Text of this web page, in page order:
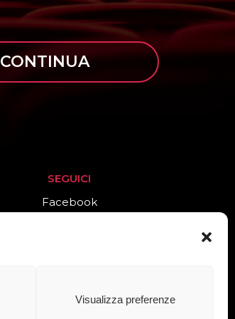
Visualizza preferenze
CONTINUA
SEGUICI
Facebook